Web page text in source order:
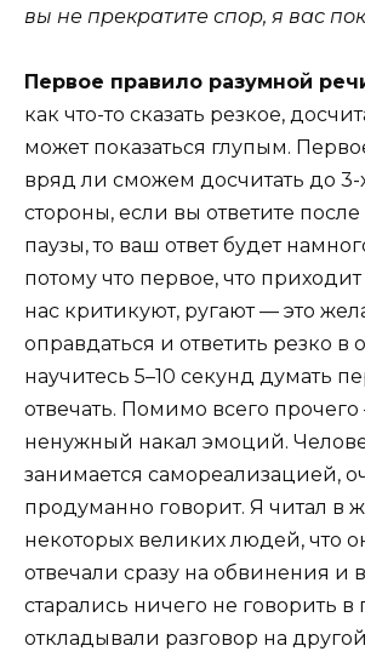
вы не прекратите спор, я вас
Первое правило разумной
как что-то сказать резкое,
может показаться глупым.
вряд ли сможем досчитать до 3-
стороны, если вы ответите
паузы, то ваш ответ будет
потому что первое, что приходит
нас критикуют, ругают — это
оправдаться и ответить резко в
научитесь 5–10 секунд думать
отвечать. Помимо всего прочего
ненужный накал эмоций.
занимается самореализацией,
продуманно говорит. Я читал в
некоторых великих людей, что
отвечали сразу на обвинения и
старались ничего не говорить в
откладывали разговор на